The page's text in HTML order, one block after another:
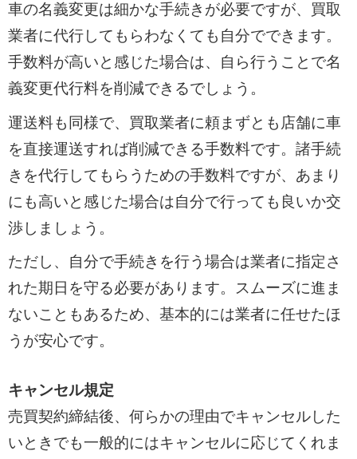
車の名義変更は細かな手続きが必要ですが、買取
業者に代行してもらわなくても自分でできます。
手数料が高いと感じた場合は、自ら行うことで名
義変更代行料を削減できるでしょう。
運送料も同様で、買取業者に頼まずとも店舗に車
を直接運送すれば削減できる手数料です。諸手続
きを代行してもらうための手数料ですが、あまり
にも高いと感じた場合は自分で行っても良いか交
渉しましょう。
ただし、自分で手続きを行う場合は業者に指定さ
れた期日を守る必要があります。スムーズに進ま
ないこともあるため、基本的には業者に任せたほ
うが安心です。
キャンセル規定
売買契約締結後、何らかの理由でキャンセルした
いときでも一般的にはキャンセルに応じてくれま